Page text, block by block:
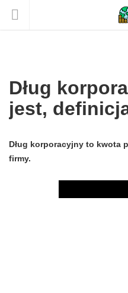
Dług
jest,
Dług korporacyjny to kwota
firmy.